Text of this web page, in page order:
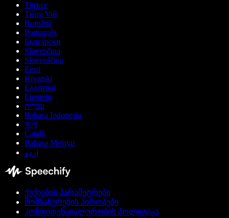
Türkçe
Tiếng Việt
Română
Português
Български
Slovenčina
Slovenščina
Eesti
Hrvatski
Ελληνικά
Lietuvių
עברית
Bahasa Indonesia
বাংলা
Català
Bahasa Melayu
اردو
ქუქიების პარამეტრები
მომსახურების პირობები
კონფიდენციალურობის პოლიტიკა